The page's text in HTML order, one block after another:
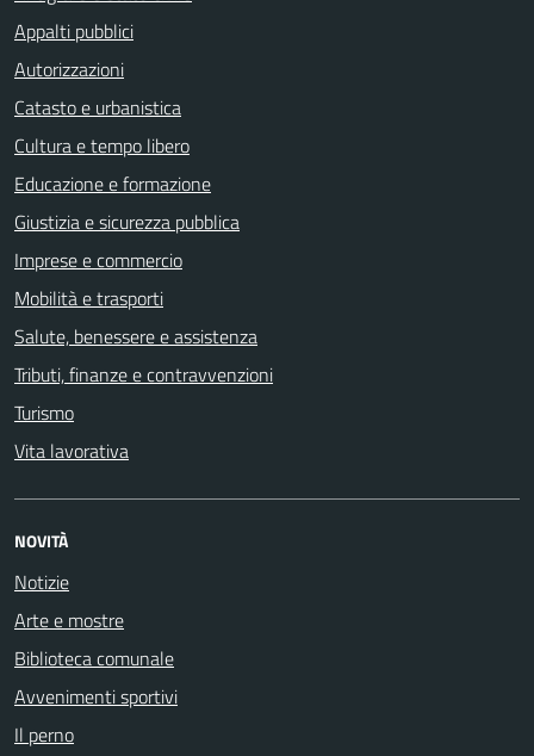
Appalti pubblici
Autorizzazioni
Catasto e urbanistica
Cultura e tempo libero
Educazione e formazione
Giustizia e sicurezza pubblica
Imprese e commercio
Mobilità e trasporti
Salute, benessere e assistenza
Tributi, finanze e contravvenzioni
Turismo
Vita lavorativa
NOVITÀ
Notizie
Arte e mostre
Biblioteca comunale
Avvenimenti sportivi
Il perno